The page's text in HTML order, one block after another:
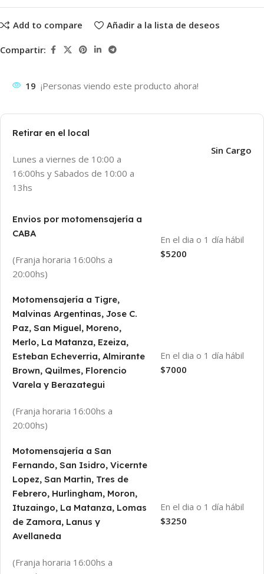
Add to compare Añadir a la lista de deseos
Compartir:
19 ¡Personas viendo este producto ahora!
Retirar en el local
Lunes a viernes de 10:00 a
16:00hs y Sabados de 10:00 a
13hs
Sin Cargo
Envios por motomensajería a
CABA
(Franja horaria 16:00hs a
20:00hs)
En el dia o 1 día hábil
$5200
Motomensajería a Tigre,
Malvinas Argentinas, Jose C.
Paz, San Miguel, Moreno,
Merlo, La Matanza, Ezeiza,
Esteban Echeverria, Almirante
Brown, Quilmes, Florencio
Varela y Berazategui
(Franja horaria 16:00hs a
20:00hs)
En el dia o 1 día hábil
$7000
Motomensajería a San
Fernando, San Isidro, Vicernte
Lopez, San Martin, Tres de
Febrero, Hurlingham, Moron,
Ituzaingo, La Matanza, Lomas
de Zamora, Lanus y
Avellaneda
(Franja horaria 16:00hs a
En el dia o 1 día hábil
$3250